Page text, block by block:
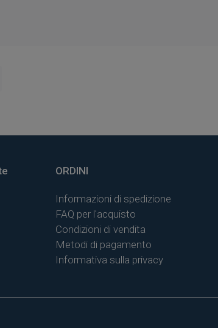
ORDINI
Informazioni di spedizione
FAQ per l'acquisto
Condizioni di vendita
Metodi di pagamento
Informativa sulla privacy